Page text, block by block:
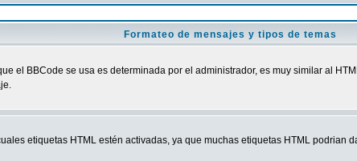
Formateo de mensajes y tipos de temas
el BBCode se usa es determinada por el administrador, es muy similar al
etiquetas HTML estén activadas, ya que muchas etiquetas HTML podrian